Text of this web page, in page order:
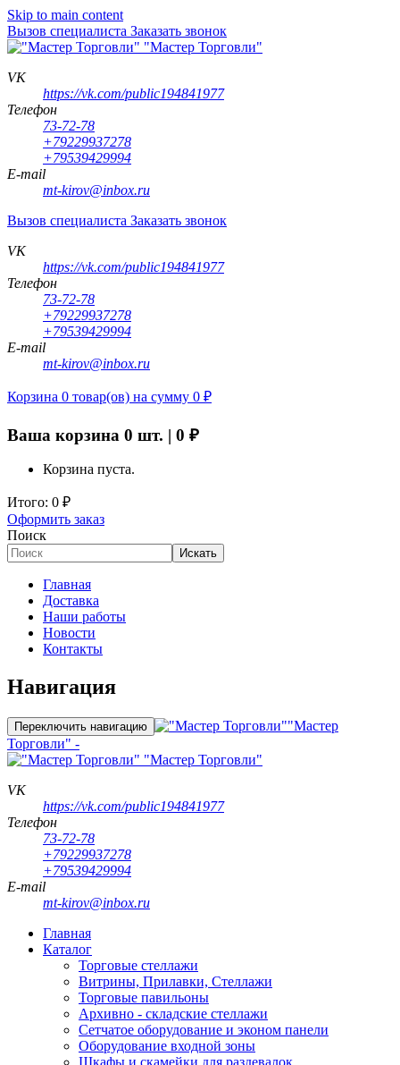
Skip to main content
Вызов специалиста Заказать звонок
"Мастер Торговли"
VK
https://vk.com/public194841977
Телефон
73-72-78
+79229937278
+79539429994
E-mail
mt-kirov@inbox.ru
Вызов специалиста Заказать звонок
VK
https://vk.com/public194841977
Телефон
73-72-78
+79229937278
+79539429994
E-mail
mt-kirov@inbox.ru
Корзина 0 товар(ов) на сумму 0 ₽
Ваша корзина 0 шт. | 0 ₽
Корзина пуста.
Итого: 0 ₽
Оформить заказ
Поиск
Искать
Главная
Доставка
Наши работы
Новости
Контакты
Навигация
Переключить навигацию
"Мастер
Торговли" -
"Мастер Торговли"
VK
https://vk.com/public194841977
Телефон
73-72-78
+79229937278
+79539429994
E-mail
mt-kirov@inbox.ru
Главная
Каталог
Торговые стеллажи
Витрины, Прилавки, Стеллажи
Торговые павильоны
Архивно - складские стеллажи
Сетчатое оборудование и эконом панели
Оборудование входной зоны